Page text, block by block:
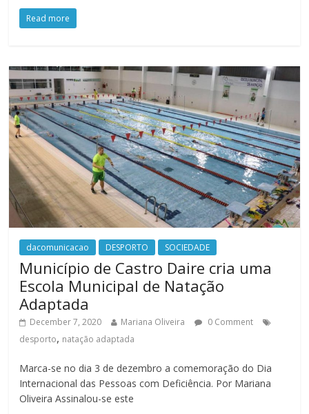
Read more
dacomunicacao DESPORTO SOCIEDADE
Município de Castro Daire cria uma
Escola Municipal de Natação
Adaptada
December 7, 2020 Mariana Oliveira
0 Comment
desporto, natação adaptada
Marca-se no dia 3 de dezembro a comemoração do Dia
Internacional das Pessoas com Deficiência. Por Mariana
Oliveira Assinalou-se este